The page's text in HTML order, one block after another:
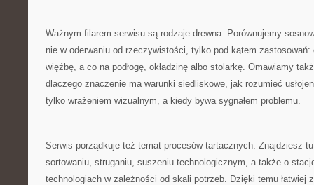
Ważnym filarem serwisu są rodzaje drewna. Porównujemy
nie w oderwaniu od rzeczywistości, tylko pod kątem
więźbę, a co na podłogę, okładzinę albo stolarkę. Omawiamy
dlaczego znaczenie ma warunki siedliskowe, jak rozumieć
tylko wrażeniem wizualnym, a kiedy bywa sygnałem problemu.
Serwis porządkuje też temat procesów tartacznych. Znajdziesz
sortowaniu, struganiu, suszeniu technologicznym, a także o
technologiach w zależności od skali potrzeb. Dzięki temu łatwiej